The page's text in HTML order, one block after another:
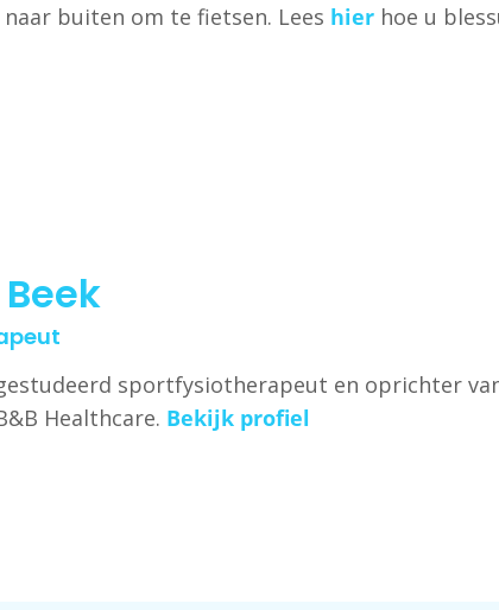
buiten om te fietsen. Lees hier hoe u
sportfysiotherapeut en oprichter
Healthcare. Bekijk profiel